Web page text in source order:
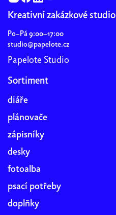
Kreativní zakázkové studio
Po–Pá 9:00–17:00
studio@papelote.cz
Papelote Studio
Sortiment
diáře
plánovače
zápisníky
desky
fotoalba
psací potřeby
doplňky